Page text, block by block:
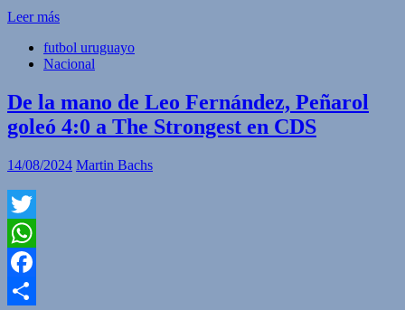
Leer más
futbol uruguayo
Nacional
De la mano de Leo Fernández, Peñarol
goleó 4:0 a The Strongest en CDS
14/08/2024 Martin Bachs
Twitter
WhatsApp
Facebook